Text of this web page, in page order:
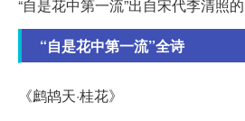
“自是花中第一流”出自宋代李清照的
“自是花中第一流”全诗
《鹧鸪天·桂花》